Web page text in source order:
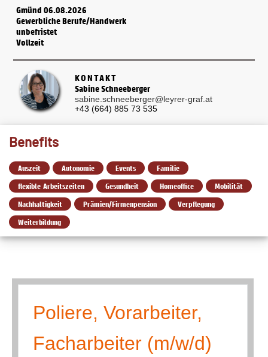
Gmünd 06.08.2026
Gewerbliche Berufe/Handwerk
unbefristet
Vollzeit
KONTAKT
Sabine Schneeberger
sabine.schneeberger@leyrer-graf.at
+43 (664) 885 73 535
Benefits
Auszeit Autonomie Events
Familie
flexible Arbeitszeiten
Gesundheit Homeoffice
Mobilität
Nachhaltigkeit
Prämien/Firmenpension
Verpflegung
Weiterbildung